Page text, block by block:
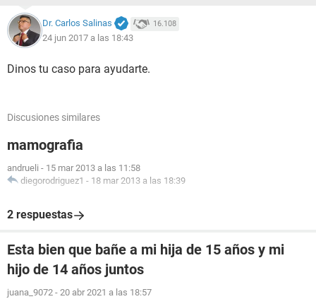
Dr. Carlos Salinas 16.108
24 jun 2017 a las 18:43
Dinos tu caso para ayudarte.
Discusiones similares
mamografia
andrueli - 15 mar 2013 a las 11:58
diegorodriguez1 - 18 mar 2013 a las 18:39
2 respuestas
Esta bien que bañe a mi hija de 15 años y mi
hijo de 14 años juntos
juana_9072 - 20 abr 2021 a las 18:57